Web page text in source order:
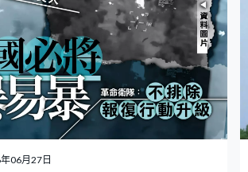
股風暴馬克拉將於晚上逼近日本東部。
及關東地區會有強風及巨浪，並呼籲民
洪水風險。
06月27日